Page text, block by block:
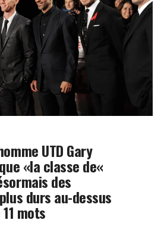
UTD Gary
«la classe de«
des
durs au-dessus
mots